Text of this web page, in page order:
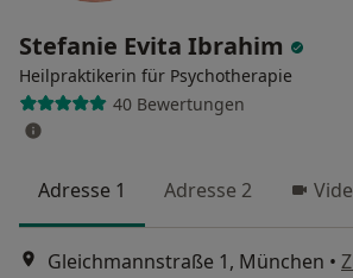
Stefanie Evita Ibrahim
Heilpraktikerin für Psychotherapie
40 Bewertungen
Adresse 1 Adresse 2
Gleichmannstraße 1, München •